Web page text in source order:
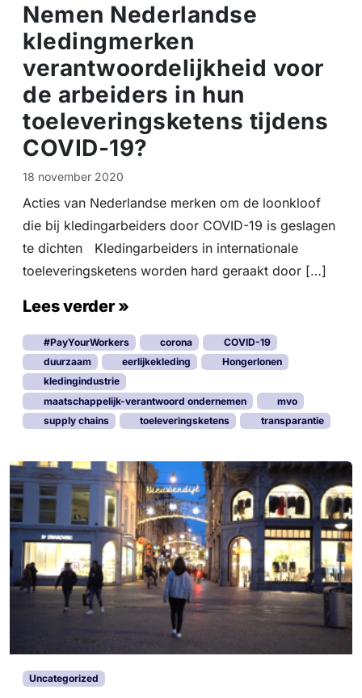
Nemen Nederlandse
kledingmerken
verantwoordelijkheid voor
de arbeiders in hun
toeleveringsketens tijdens
COVID-19?
18 november 2020
Acties van Nederlandse merken om de loonkloof
die bij kledingarbeiders door COVID-19 is geslagen
te dichten Kledingarbeiders in internationale
toeleveringsketens worden hard geraakt door […]
Lees verder »
#PayYourWorkers corona
COVID-19
duurzaam
eerlijkekleding
Hongerlonen
kledingindustrie
maatschappelijk-verantwoord ondernemen
mvo
supply chains
toeleveringsketens transparantie
Uncategorized